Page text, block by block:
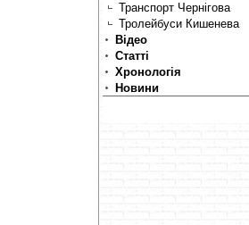
Транспорт Чернігова
Тролейбуси Кишенева
Відео
Статті
Хронологія
Новини